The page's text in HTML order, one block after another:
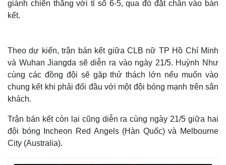
giành chiến thắng với tỉ số 6-5, qua đó đặt chân vào bán
kết.
Theo dự kiến, trận bán kết giữa CLB nữ TP Hồ Chí Minh
và Wuhan Jiangda sẽ diễn ra vào ngày 21/5. Huỳnh Như
cùng các đồng đội sẽ gặp thử thách lớn nếu muốn vào
chung kết khi phải đối đầu với một đội bóng mạnh trên sân
khách.
Trận bán kết còn lại cũng diễn ra cùng ngày 21/5 giữa hai
đội bóng Incheon Red Angels (Hàn Quốc) và Melbourne
City (Australia).